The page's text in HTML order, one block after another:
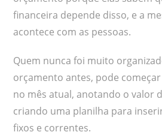
financeira depende disso, e a
acontece com as pessoas.
Quem nunca foi muito
orçamento antes, pode
no mês atual, anotando o valor
criando uma planilha para
fixos e correntes.